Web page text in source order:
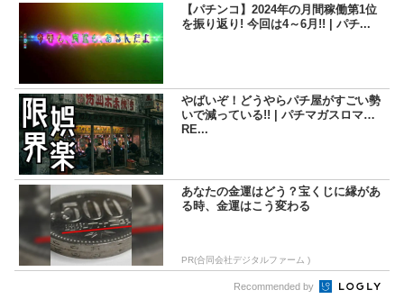
【パチンコ】2024年の月間稼働第1位
を振り返り! 今回は4～6月!! | パチ...
やばいぞ！どうやらパチ屋がすごい勢
いで減っている!! | パチマガスロマガF
RE...
あなたの金運はどう？宝くじに縁があ
る時、金運はこう変わる
PR(合同会社デジタルファーム )
Recommended by